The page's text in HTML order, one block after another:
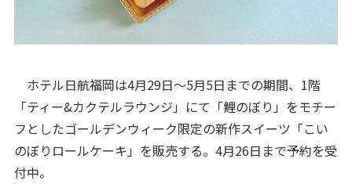
ホテル日航福岡は4月29日～5月5日までの期間、1階
「ティー&カクテルラウンジ」にて「鯉のぼり」をモチー
フとしたゴールデンウィーク限定の新作スイーツ「こい
のぼりロールケーキ」を販売する。4月26日まで予約を受
付中。